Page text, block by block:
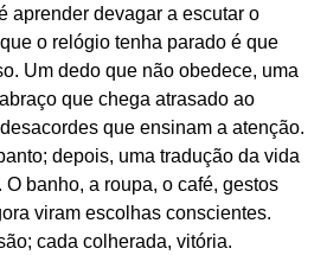
aprender devagar a escutar o
o relógio tenha parado é que
Um dedo que não obedece, uma
que chega atrasado ao
que ensinam a atenção.
depois, uma tradução da vida
banho, a roupa, o café, gestos
viram escolhas conscientes.
cada colherada, vitória.